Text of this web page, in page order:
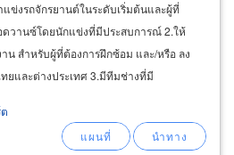
ข่งรถจักรยานต์ในระดับเริ่มต้นและผู้ที่
วานซ์โดยนักแข่งที่มีประสบการณ์ 2.ให้
น สำหรับผู้ที่ต้องการฝึกซ้อม และ/หรือ ลง
ยและต่างประเทศ 3.มีทีมช่างที่มี